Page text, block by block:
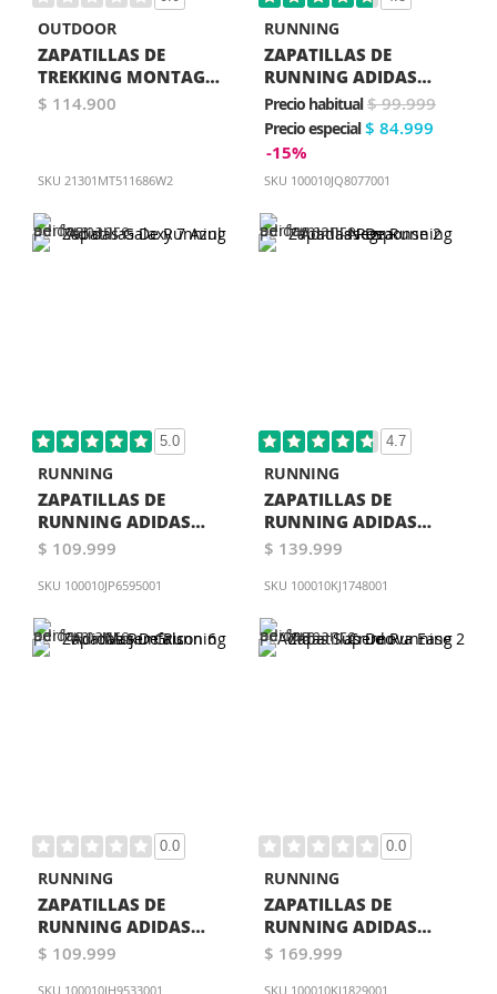
OUTDOOR
ZAPATILLAS DE
TREKKING MONTAGNE
JOURNEY MUJER GRIS
$ 114.900
SKU 21301MT511686W2
RUNNING
ZAPATILLAS DE
RUNNING ADIDAS
DURAMO RC2 AZUL
Precio habitual $ 99.999
Precio especial $ 84.999
-15%
SKU 100010JQ8077001
5.0
RUNNING
ZAPATILLAS DE
RUNNING ADIDAS
GALAXY 7 AZUL
$ 109.999
SKU 100010JP6595001
4.7
RUNNING
ZAPATILLAS DE
RUNNING ADIDAS
RESPONSE 2 NEGRA
$ 139.999
SKU 100010KJ1748001
0.0
RUNNING
ZAPATILLAS DE
RUNNING ADIDAS
RUNFALCON 6 MUJER
$ 109.999
SKU 100010IH9533001
0.0
RUNNING
ZAPATILLAS DE
RUNNING ADIDAS
SUPERNOVA EASE 2
$ 169.999
SKU 100010KJ1829001